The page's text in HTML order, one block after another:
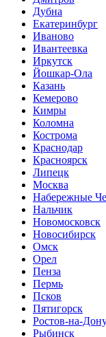
Дубна
Екатеринбург
Иваново
Ивантеевка
Иркутск
Йошкар-Ола
Казань
Кемерово
Кимры
Коломна
Кострома
Краснодар
Красноярск
Липецк
Москва
Набережные
Нальчик
Новомосковск
Новосибирск
Омск
Орел
Пенза
Пермь
Псков
Пятигорск
Ростов-на-
Рыбинск